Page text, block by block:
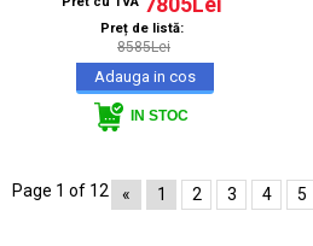
Preț de listă:
8585Lei
IN STOC
Page 1 of 12 « 1 2 3 4 5